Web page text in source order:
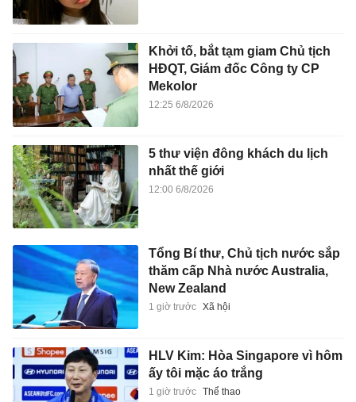
Khởi tố, bắt tạm giam Chủ tịch
HĐQT, Giám đốc Công ty CP
Mekolor
12:25 6/8/2026
5 thư viện đông khách du lịch
nhất thế giới
12:00 6/8/2026
Tổng Bí thư, Chủ tịch nước sắp
thăm cấp Nhà nước Australia,
New Zealand
1 giờ trước Xã hội
HLV Kim: Hòa Singapore vì hôm
ấy tôi mặc áo trắng
1 giờ trước Thể thao